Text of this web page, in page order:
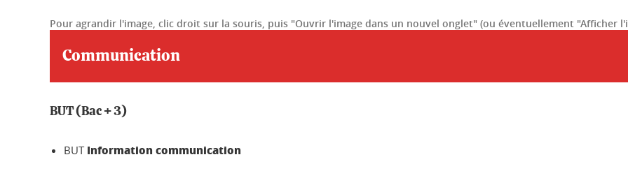
Pour agrandir l'image, clic droit sur la souris, puis "Ouvrir l'image dans un nouvel onglet" (ou éventuellement "Afficher
Communication
BUT (Bac + 3)
BUT Information communication